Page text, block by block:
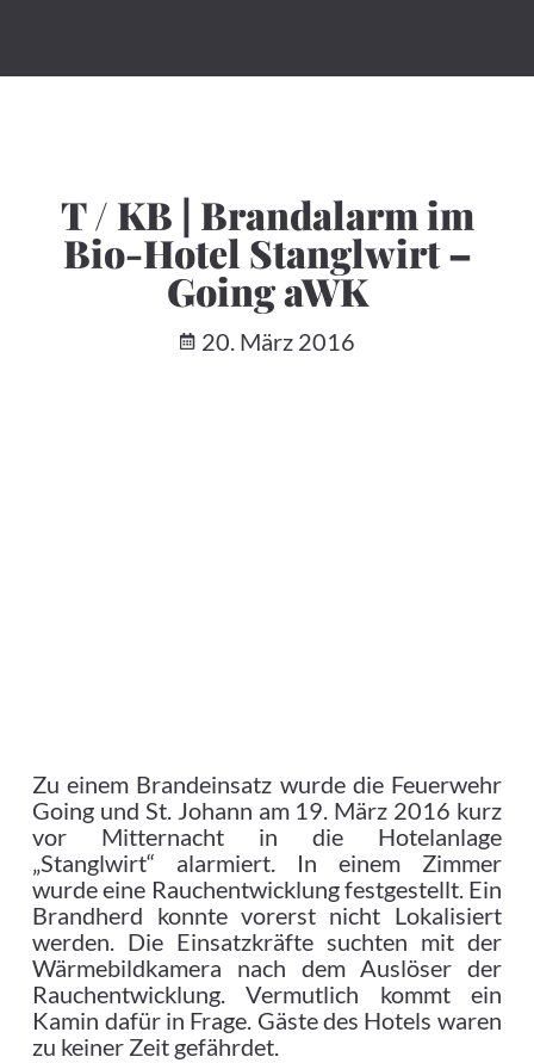
T / KB | Brandalarm im
Bio-Hotel Stanglwirt –
Going aWK
20. März 2016
Zu einem Brandeinsatz wurde die Feuerwehr
Going und St. Johann am 19. März 2016 kurz
vor Mitternacht in die Hotelanlage
„Stanglwirt“ alarmiert. In einem Zimmer
wurde eine Rauchentwicklung festgestellt. Ein
Brandherd konnte vorerst nicht Lokalisiert
werden. Die Einsatzkräfte suchten mit der
Wärmebildkamera nach dem Auslöser der
Rauchentwicklung. Vermutlich kommt ein
Kamin dafür in Frage. Gäste des Hotels waren
zu keiner Zeit gefährdet.